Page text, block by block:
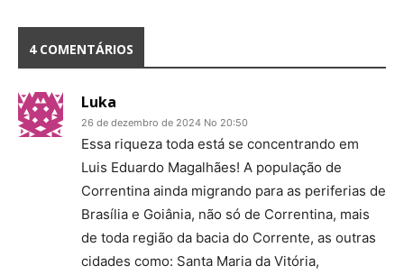
4 COMENTÁRIOS
Luka
26 de dezembro de 2024 No 20:50
Essa riqueza toda está se concentrando em
Luis Eduardo Magalhães! A população de
Correntina ainda migrando para as periferias de
Brasília e Goiânia, não só de Correntina, mais
de toda região da bacia do Corrente, as outras
cidades como: Santa Maria da Vitória,